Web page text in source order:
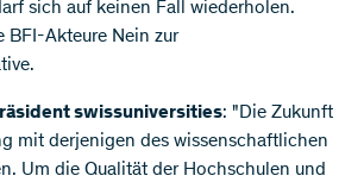
sich auf keinen Fall wiederholen.
BFI-Akteure Nein zur
swissuniversities: "Die Zukunft
mit derjenigen des wissenschaftlichen
Um die Qualität der Hochschulen und